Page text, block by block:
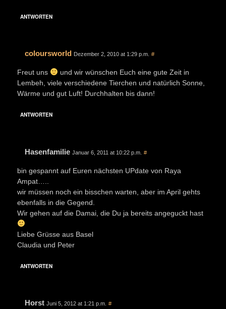
ANTWORTEN
coloursworld Dezember 2, 2010 at 1:29 p.m. #
Freut uns
und wir wünschen Euch eine gute Zeit in
Lembeh, viele verschiedene Tierchen und natürlich Sonne,
Wärme und gut Luft! Durchhalten bis dann!
ANTWORTEN
Hasenfamilie Januar 6, 2011 at 10:22 p.m. #
bin gespannt auf Euren nächsten UPdate von Raya
Ampat…..
wir müssen noch ein bisschen warten, aber im April gehts
ebenfalls in die Gegend.
Wir gehen auf die Damai, die Du ja bereits angeguckt hast
Liebe Grüsse aus Basel
Claudia und Peter
ANTWORTEN
Horst Juni 5, 2012 at 1:21 p.m. #